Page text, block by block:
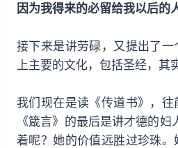
因为我得来的必留给我以后的
接下来是讲劳碌，又提出了
上主要的文化，包括圣经，其
我们现在是读《传道书》，往
《箴言》的最后是讲才德的
着呢？她的价值远胜过珍珠